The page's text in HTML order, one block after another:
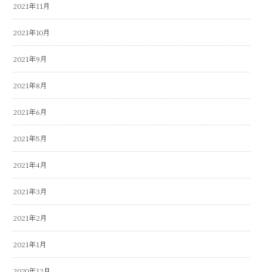
2021年11月
2021年10月
2021年9月
2021年8月
2021年6月
2021年5月
2021年4月
2021年3月
2021年2月
2021年1月